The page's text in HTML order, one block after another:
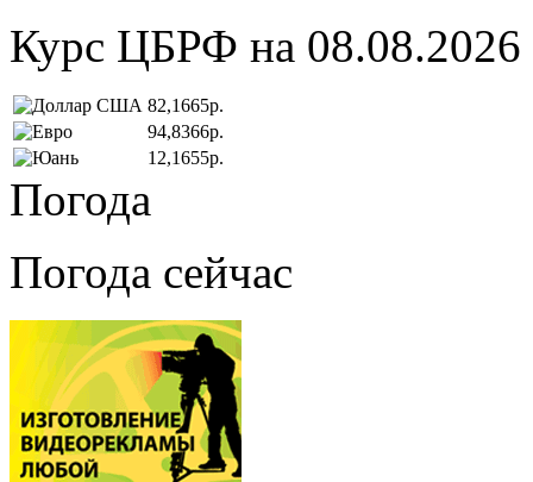
Курс ЦБРФ на 08.08.2026
82,1665р.
94,8366р.
12,1655р.
Погода
Погода сейчас